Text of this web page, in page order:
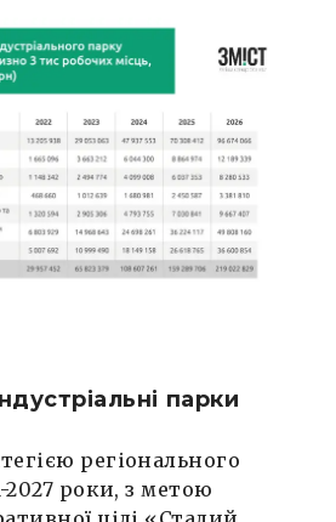
парки
регіонального
2027 роки, з метою